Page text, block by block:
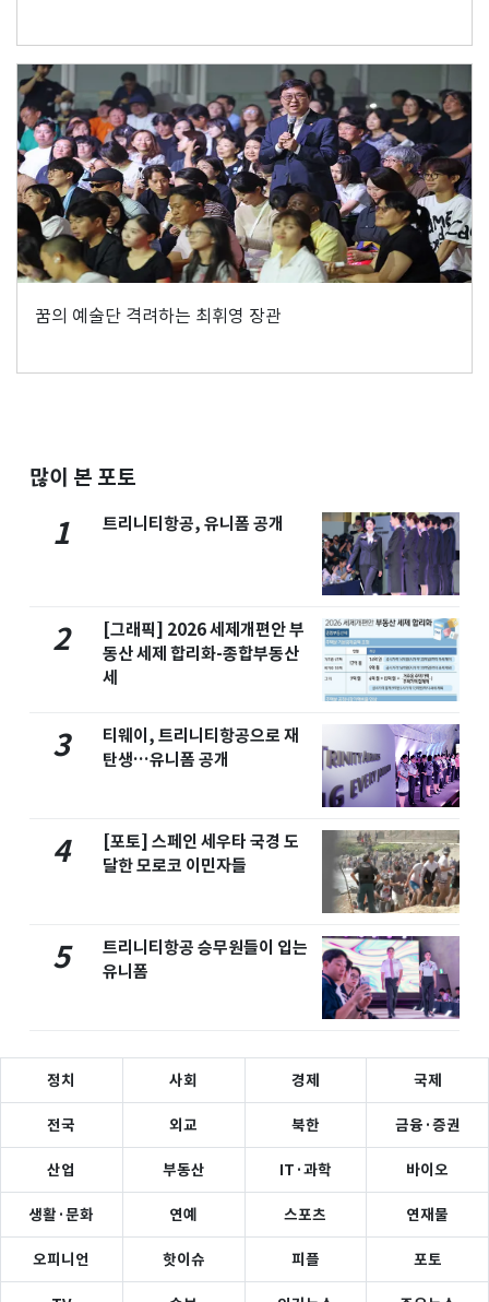
꿈의 예술단 격려하는 최휘영 장관
많이 본 포토
1 트리니티항공, 유니폼 공개
2
[그래픽] 2026 세제개편안 부
동산 세제 합리화-종합부동산
세
3
티웨이, 트리니티항공으로 재
탄생…유니폼 공개
4
[포토] 스페인 세우타 국경 도
달한 모로코 이민자들
5
트리니티항공 승무원들이 입는
유니폼
정치 사회 경제 국제
전국 외교 북한 금융·증권
산업 부동산 IT·과학 바이오
생활·문화 연예 스포츠 연재물
오피니언 핫이슈 피플 포토